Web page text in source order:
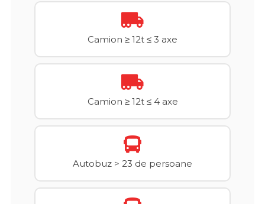
Camion ≥ 12t ≤ 3 axe
Camion ≥ 12t ≤ 4 axe
Autobuz > 23 de persoane